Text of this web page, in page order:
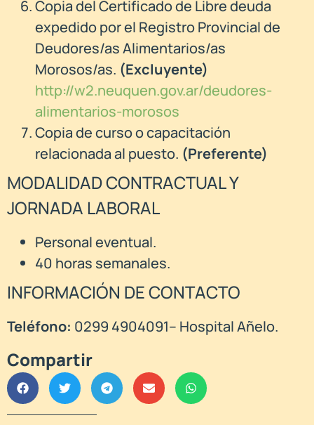
Copia del Certificado de Libre deuda
expedido por el Registro Provincial de
Deudores/as Alimentarios/as
Morosos/as. (Excluyente)
http://w2.neuquen.gov.ar/deudores-
alimentarios-morosos
Copia de curso o capacitación
relacionada al puesto. (Preferente)
MODALIDAD CONTRACTUAL Y
JORNADA LABORAL
Personal eventual.
40 horas semanales.
INFORMACIÓN DE CONTACTO
Teléfono: 0299 4904091– Hospital Añelo.
Compartir